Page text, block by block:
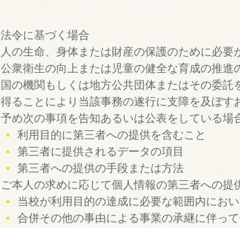
法令に基づく場合
人の生命、身体または財産の保護のために必
公衆衛生の向上または児童の健全な育成の推
国の機関もしくは地方公共団体またはその委
得ることにより当該事務の遂行に支障を及ぼす
予め次の事項を告知あるいは公表をしている場
利用目的に第三者への提供を含むこと
第三者に提供されるデータの項目
第三者への提供の手段または方法
ご本人の求めに応じて個人情報の第三者への提
当校が利用目的の達成に必要な範囲内にお
合併その他の事由による事業の承継に伴っ